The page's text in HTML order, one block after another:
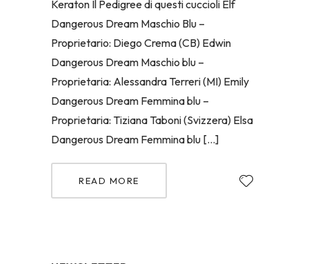
Keraton Il Pedigree di questi cuccioli Elf
Dangerous Dream Maschio Blu –
Proprietario: Diego Crema (CB) Edwin
Dangerous Dream Maschio blu –
Proprietaria: Alessandra Terreri (MI) Emily
Dangerous Dream Femmina blu –
Proprietaria: Tiziana Taboni (Svizzera) Elsa
Dangerous Dream Femmina blu […]
READ MORE